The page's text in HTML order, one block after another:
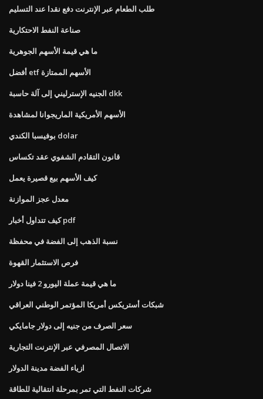
طلب الطعام عبر الإنترنت دفع نقدا عند التسليم
صناعة النفط الاحتكارية
ما هي قيمة الأسهم الجوهرية
أفضل etf الأسهم الممتازة
الجنيه الإسترليني إلى آلة حاسبة dkk
الأسهم الأمريكية الماريجوانا لمشاهدة
بوفيسبا الكندي dolar
قانون التقادم الشفوي عقد تكساس
كيف الأسهم بيع قصيرة يعمل
معدل عجز الموازنة
كيف تتداول أخبار pdf
نسبة الذهب إلى الفضة في محفظة
فرص الاستثمار القهوة
ما هي قيمة عملة اليورو 2 فينا دولار
شبكات أستريكس أمريكا المؤتمر الوطني العراقي
سعر الصرف من جنيه إلى دولار جامايكي
الاتصال المصرفي عبر الإنترنت التجارية
ازياء الفضة مدينة الدولار
شركات النفط التي تمر بمرحلة انتقالية للطاقة